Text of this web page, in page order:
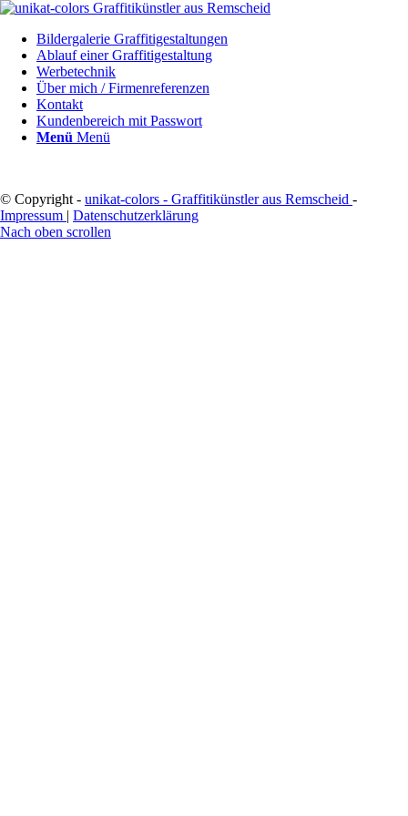
Bildergalerie Graffitigestaltungen
Ablauf einer Graffitigestaltung
Werbetechnik
Über mich / Firmenreferenzen
Kontakt
Kundenbereich mit Passwort
Menü Menü
© Copyright - unikat-colors - Graffitikünstler aus Remscheid -
Impressum | Datenschutzerklärung
Nach oben scrollen